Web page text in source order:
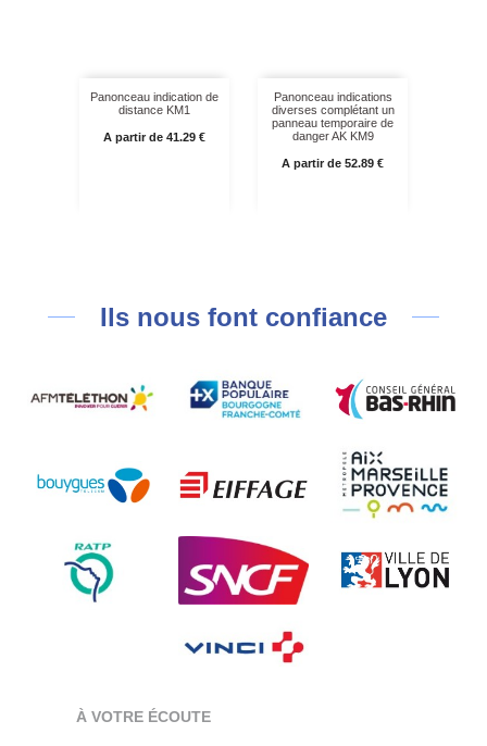
Panonceau indication de
distance KM1
Prix
A partir de 41.29 €
Panonceau indications
diverses complétant un
panneau temporaire de
danger AK KM9
Prix
A partir de 52.89 €
Ils nous font confiance
À VOTRE ÉCOUTE